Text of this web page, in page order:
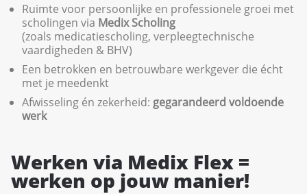
Ruimte voor persoonlijke en professionele groei met
scholingen via Medix Scholing
(zoals medicatiescholing, verpleegtechnische
vaardigheden & BHV)
Een betrokken en betrouwbare werkgever die écht
met je meedenkt
Afwisseling én zekerheid: gegarandeerd voldoende
werk
Werken via Medix Flex =
werken op jouw manier!